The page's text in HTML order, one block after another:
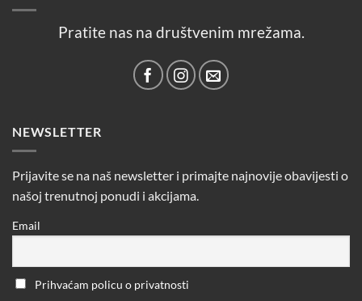
Pratite nas na društvenim mrežama.
NEWSLETTER
Prijavite se na naš newsletter i primajte najnovije obavijesti o
našoj trenutnoj ponudi i akcijama.
Email
Prihvaćam policu o privatnosti